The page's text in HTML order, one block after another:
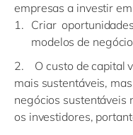
empresas a investir
Criar
modelos de
2. O custo de capital
mais sustentáveis,
negócios sustentáveis
os investidores,